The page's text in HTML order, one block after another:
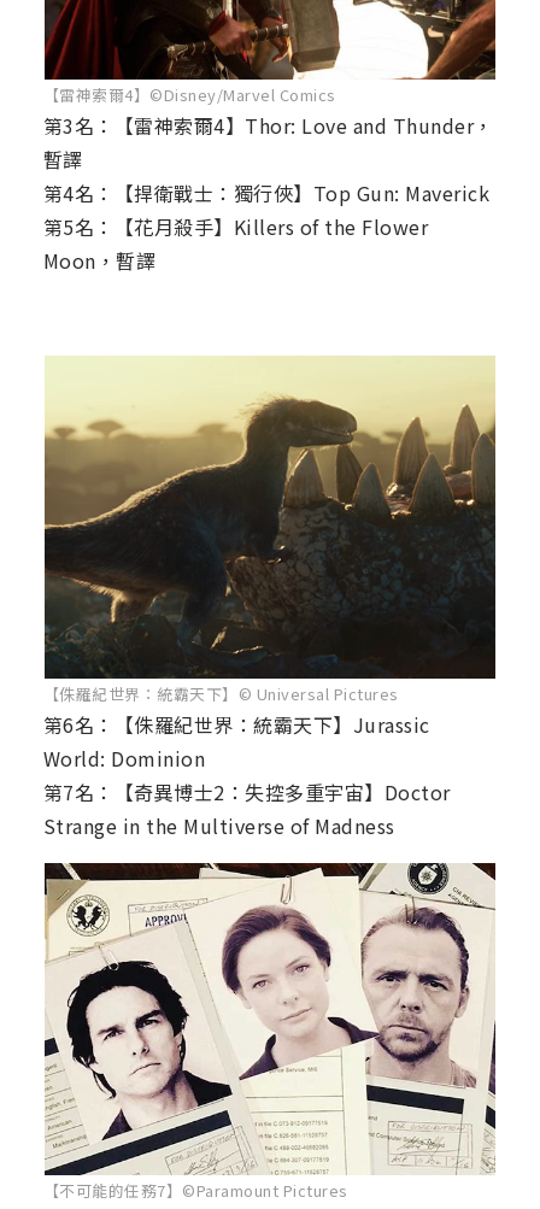
【雷神索爾4】©Disney/Marvel Comics
第3名：【雷神索爾4】Thor: Love and Thunder，
暫譯
第4名：【捍衛戰士：獨行俠】Top Gun: Maverick
第5名：【花月殺手】Killers of the Flower
Moon，暫譯
【侏羅紀世界：統霸天下】© Universal Pictures
第6名：【侏羅紀世界：統霸天下】Jurassic
World: Dominion
第7名：【奇異博士2：失控多重宇宙】Doctor
Strange in the Multiverse of Madness
【不可能的任務7】©Paramount Pictures